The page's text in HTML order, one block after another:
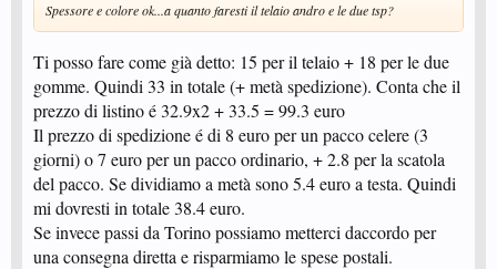
Spessore e colore ok...a quanto faresti il telaio andro e le due tsp?
Ti posso fare come già detto: 15 per il telaio + 18 per le due
gomme. Quindi 33 in totale (+ metà spedizione). Conta che il
prezzo di listino é 32.9x2 + 33.5 = 99.3 euro
Il prezzo di spedizione é di 8 euro per un pacco celere (3
giorni) o 7 euro per un pacco ordinario, + 2.8 per la scatola
del pacco. Se dividiamo a metà sono 5.4 euro a testa. Quindi
mi dovresti in totale 38.4 euro.
Se invece passi da Torino possiamo metterci daccordo per
una consegna diretta e risparmiamo le spese postali.